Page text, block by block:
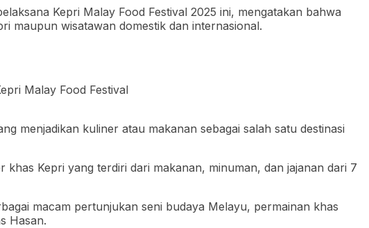
Kepri Malay Food Festival 2025 ini, mengatakan bahwa
maupun wisatawan domestik dan internasional.
Malay Food Festival
menjadikan kuliner atau makanan sebagai salah satu destinasi
Kepri yang terdiri dari makanan, minuman, dan jajanan dari 7
macam pertunjukan seni budaya Melayu, permainan khas
Hasan.